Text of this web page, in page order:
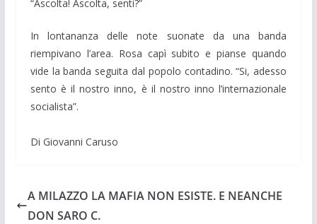
“Ascolta! Ascolta, senti?”
In lontananza delle note suonate da una banda
riempivano l’area. Rosa capì subito e pianse quando
vide la banda seguita dal popolo contadino. “Si, adesso
sento è il nostro inno, è il nostro inno l’internazionale
socialista”.
Di Giovanni Caruso
A MILAZZO LA MAFIA NON ESISTE. E NEANCHE
DON SARO C.